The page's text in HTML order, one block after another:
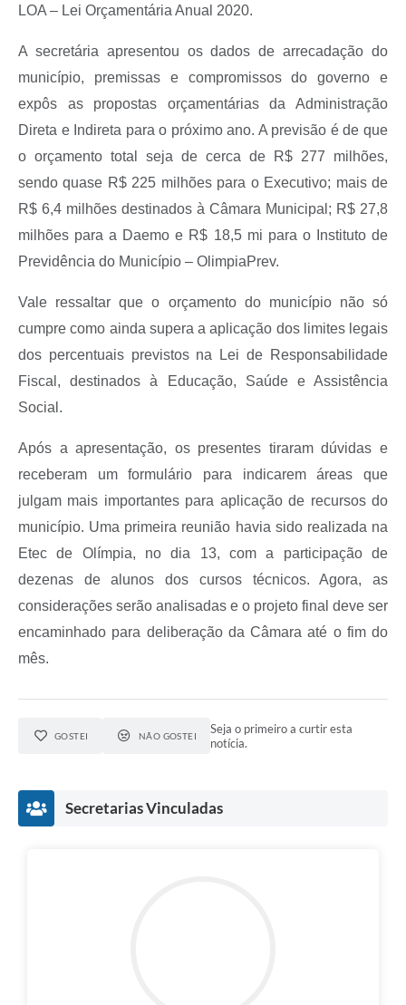
LOA – Lei Orçamentária Anual 2020.
A secretária apresentou os dados de arrecadação do
município, premissas e compromissos do governo e
expôs as propostas orçamentárias da Administração
Direta e Indireta para o próximo ano. A previsão é de que
o orçamento total seja de cerca de R$ 277 milhões,
sendo quase R$ 225 milhões para o Executivo; mais de
R$ 6,4 milhões destinados à Câmara Municipal; R$ 27,8
milhões para a Daemo e R$ 18,5 mi para o Instituto de
Previdência do Município – OlimpiaPrev.
Vale ressaltar que o orçamento do município não só
cumpre como ainda supera a aplicação dos limites legais
dos percentuais previstos na Lei de Responsabilidade
Fiscal, destinados à Educação, Saúde e Assistência
Social.
Após a apresentação, os presentes tiraram dúvidas e
receberam um formulário para indicarem áreas que
julgam mais importantes para aplicação de recursos do
município. Uma primeira reunião havia sido realizada na
Etec de Olímpia, no dia 13, com a participação de
dezenas de alunos dos cursos técnicos. Agora, as
considerações serão analisadas e o projeto final deve ser
encaminhado para deliberação da Câmara até o fim do
mês.
GOSTEI NÃO GOSTEI
Seja o primeiro a curtir esta
notícia.
Secretarias Vinculadas